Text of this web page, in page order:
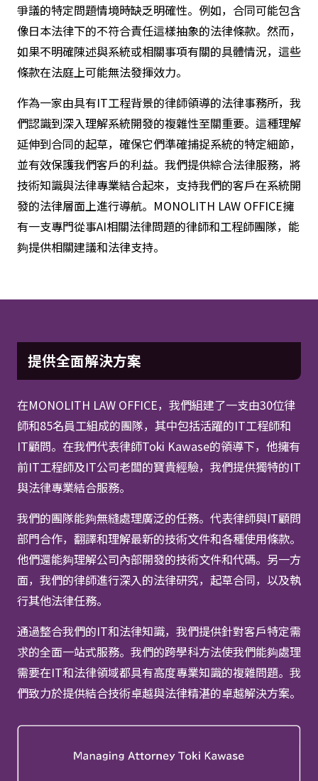
爭議的特定問題情境時缺乏明確性。例如，合同可能包含
像日本法律下的不符合責任這樣抽象的法律條款。然而，
如果不明確陳述與系統或相關事項有關的具體情況，這些
條款在法庭上可能無法發揮效力。
作為一家由具有IT工程背景的律師領導的法律事務所，我
們認識到深入理解系統開發的複雜性至關重要。這種理解
延伸到合同的起草，確保它們準確捕捉系統的特定細節，
並有效保護我們客戶的利益。我們提供綜合法律服務，將
技術知識與法律專業結合起來，支持我們的客戶在系統開
發的法律層面上進行導航。MONOLITH LAW OFFICE擁
有一支專門從事AI相關法律問題的律師和工程師團隊，能
夠提供相關建議和法律支持。
提供全面解決方案
在MONOLITH LAW OFFICE，我們組建了一支由30位律
師和85名員工組成的團隊，其中包括活躍的IT工程師和
IT顧問。在我們代表律師Toki Kawase的領導下，他擁有
前IT工程師及IT公司老闆的寶貴經驗，我們提供獨特的IT
與法律專業結合服務。
我們的團隊能夠無縫處理廣泛的任務。代表律師與IT顧問
部門合作，翻譯和理解最新的技術文件和各種使用條款。
他們還能夠理解公司內部開發的技術文件和代碼。另一方
面，我們的律師進行深入的法律研究，起草合同，以及執
行其他法律任務。
通過整合我們的IT和法律知識，我們提供針對客戶特定需
求的全面一站式服務。我們的跨學科方法使我們能夠處理
需要在IT和法律領域都具有高度專業知識的複雜問題。我
們致力於提供結合技術卓越與法律精湛的卓越解決方案。